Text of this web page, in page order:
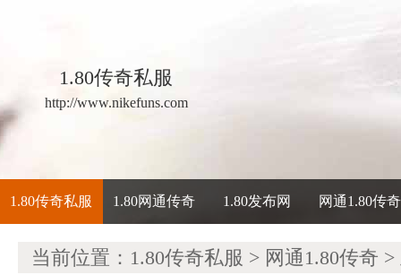
1.80传奇私服
http://www.nikefuns.com
1.80传奇私服 1.80网通传奇 1.80发布网 网通1.80传奇
当前位置： 1.80传奇私服 > 网通1.80传奇 >